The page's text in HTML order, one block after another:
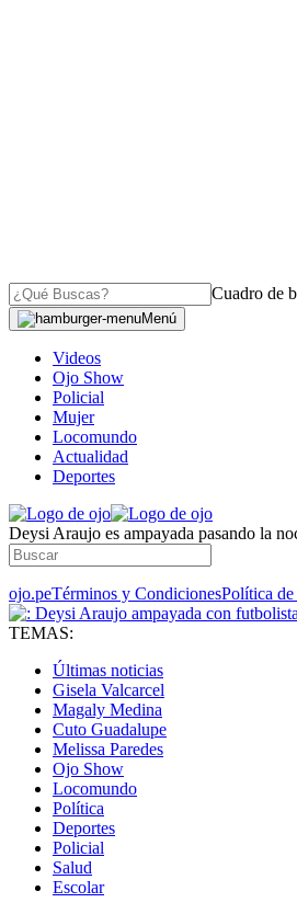
Cuadro de
Menú
Videos
Ojo Show
Policial
Mujer
Locomundo
Actualidad
Deportes
Deysi Araujo es ampayada pasando la
ojo.peTérminos y CondicionesPolítica
TEMAS:
Últimas noticias
Gisela Valcarcel
Magaly Medina
Cuto Guadalupe
Melissa Paredes
Ojo Show
Locomundo
Política
Deportes
Policial
Salud
Escolar